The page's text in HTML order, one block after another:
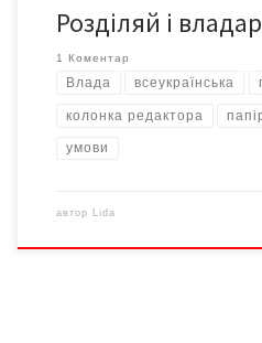
Розділяй і
1 Коментар
Влада всеукраїнська
колонка редактора
умови
автор Lida